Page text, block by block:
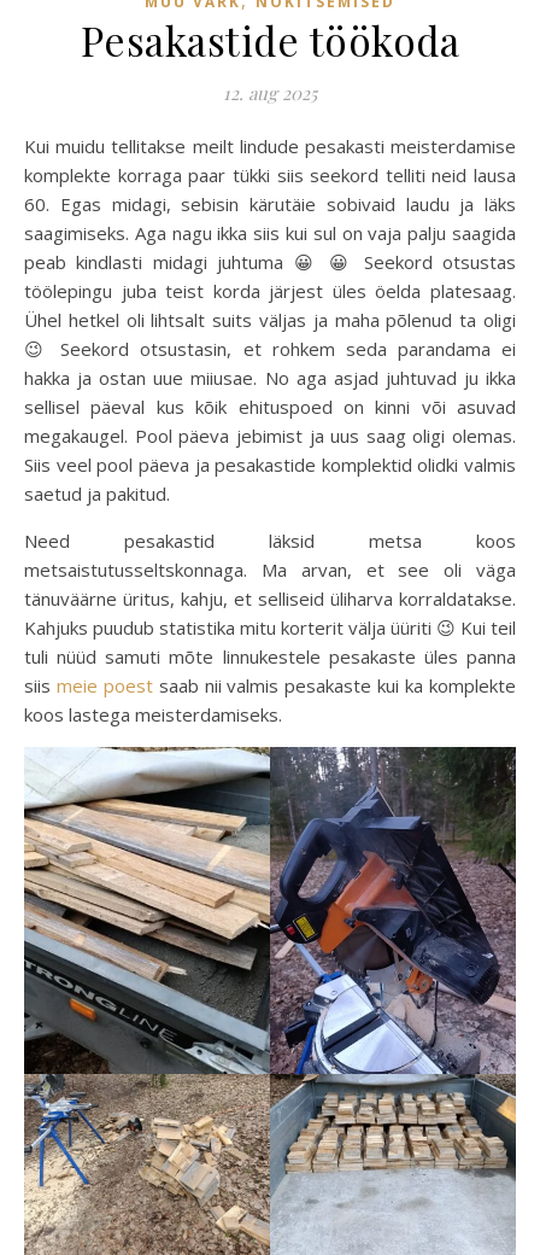
Pesakastide töökoda
12. aug 2025
Kui muidu tellitakse meilt lindude pesakasti meisterdamise
komplekte korraga paar tükki siis seekord telliti neid lausa
60. Egas midagi, sebisin kärutäie sobivaid laudu ja läks
saagimiseks. Aga nagu ikka siis kui sul on vaja palju saagida
peab kindlasti midagi juhtuma 😀 😀 Seekord otsustas
töölepingu juba teist korda järjest üles öelda platesaag.
Ühel hetkel oli lihtsalt suits väljas ja maha põlenud ta oligi
😉 Seekord otsustasin, et rohkem seda parandama ei
hakka ja ostan uue miiusae. No aga asjad juhtuvad ju ikka
sellisel päeval kus kõik ehituspoed on kinni või asuvad
megakaugel. Pool päeva jebimist ja uus saag oligi olemas.
Siis veel pool päeva ja pesakastide komplektid olidki valmis
saetud ja pakitud.
Need pesakastid läksid metsa koos
metsaistutusseltskonnaga. Ma arvan, et see oli väga
tänuväärne üritus, kahju, et selliseid üliharva korraldatakse.
Kahjuks puudub statistika mitu korterit välja üüriti 😉 Kui teil
tuli nüüd samuti mõte linnukestele pesakaste üles panna
siis meie poestsaab nii valmis pesakaste kui ka komplekte
koos lastega meisterdamiseks.